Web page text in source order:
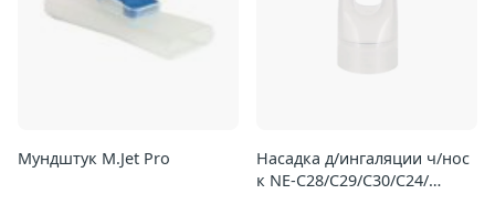
Мундштук M.Jet Pro
Насадка д/ингаляции ч/нос
к NE-C28/C29/C30/С24/